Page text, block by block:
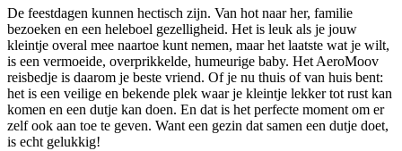
De feestdagen kunnen hectisch zijn. Van hot naar her, familie
bezoeken en een heleboel gezelligheid. Het is leuk als je jouw
kleintje overal mee naartoe kunt nemen, maar het laatste wat je wilt,
is een vermoeide, overprikkelde, humeurige baby. Het AeroMoov
reisbedje is daarom je beste vriend. Of je nu thuis of van huis bent:
het is een veilige en bekende plek waar je kleintje lekker tot rust kan
komen en een dutje kan doen. En dat is het perfecte moment om er
zelf ook aan toe te geven. Want een gezin dat samen een dutje doet,
is echt gelukkig!